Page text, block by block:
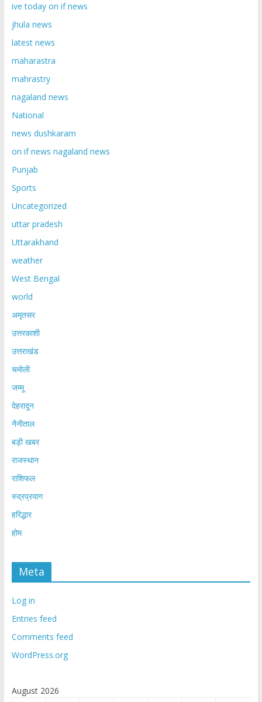
ive today on if news
jhula news
latest news
maharastra
mahrastry
nagaland news
National
news dushkaram
on if news nagaland news
Punjab
Sports
Uncategorized
uttar pradesh
Uttarakhand
weather
West Bengal
world
अमृतसर
उत्तरकाशी
उत्तराखंड
चमोली
जम्मू
देहरादून
नैनीताल
बड़ी खबर
राजस्थान
राशिफल
रुद्रप्रयाग
हरिद्धार
होम
Meta
Log in
Entries feed
Comments feed
WordPress.org
August 2026